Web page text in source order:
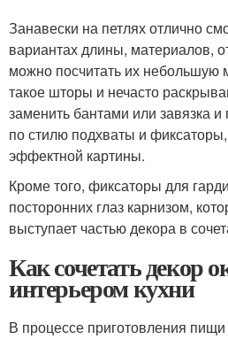
Занавески на петлях отлично
вариантах длины, материалов,
можно посчитать их небольшую
такое шторы и нечасто
заменить бантами или завязка
по стилю подхваты и
эффектной картины.
Кроме того, фиксаторы для
посторонних глаз карнизом,
выступает частью декора в
Как сочетать декор
интерьером кухни
В процессе приготовления